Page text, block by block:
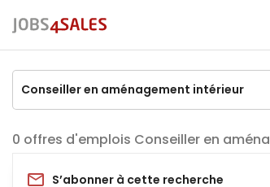
offres d'emplois Conseiller en aménagement intérieur
S’abonner à cette recherche